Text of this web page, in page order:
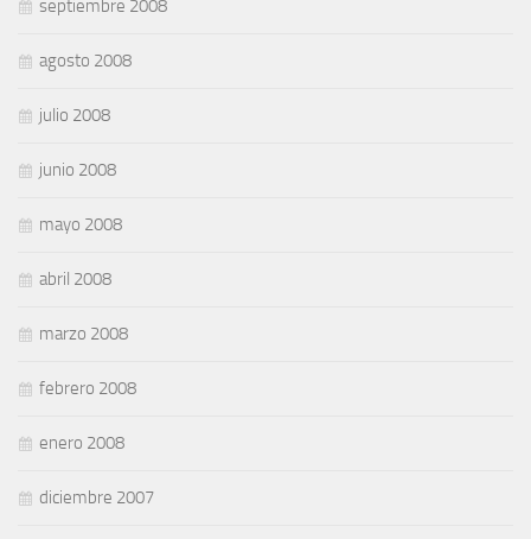
septiembre 2008
agosto 2008
julio 2008
junio 2008
mayo 2008
abril 2008
marzo 2008
febrero 2008
enero 2008
diciembre 2007